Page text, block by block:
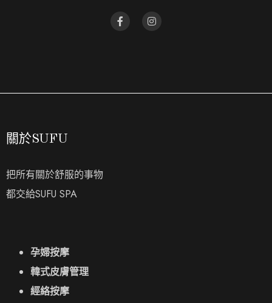
關於SUFU
把所有關於舒服的事物
都交給SUFU SPA
孕婦按摩
韓式皮膚管理
經絡按摩